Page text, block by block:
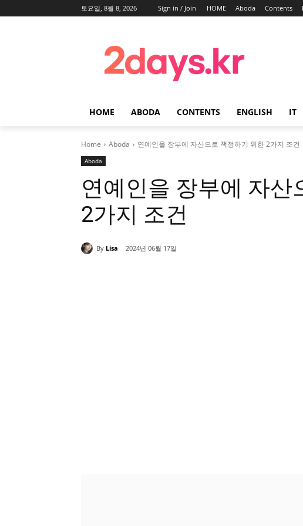
토요일, 8월 8, 2026 Sign in / Join HOME Aboda Contents
HOME ABODA CONTENTS ENGLISH IT
Home Aboda 연예인을 장부에 자산으로 책정하기 위한 2가지 조건
Aboda
연예인을 장부에 자산
2가지 조건
By Lisa 2024년 06월 17일